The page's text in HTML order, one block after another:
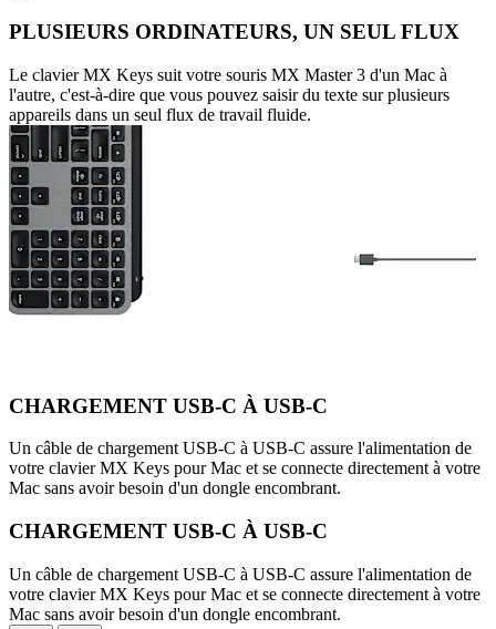
PLUSIEURS ORDINATEURS, UN SEUL FLUX
Le clavier MX Keys suit votre souris MX Master 3 d'un Mac à
l'autre, c'est-à-dire que vous pouvez saisir du texte sur plusieurs
appareils dans un seul flux de travail fluide.
CHARGEMENT USB-C À USB-C
Un câble de chargement USB-C à USB-C assure l'alimentation de
votre clavier MX Keys pour Mac et se connecte directement à votre
Mac sans avoir besoin d'un dongle encombrant.
CHARGEMENT USB-C À USB-C
Un câble de chargement USB-C à USB-C assure l'alimentation de
votre clavier MX Keys pour Mac et se connecte directement à votre
Mac sans avoir besoin d'un dongle encombrant.